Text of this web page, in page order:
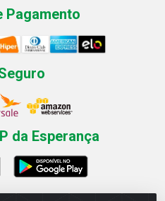
Pagamento
da Esperança